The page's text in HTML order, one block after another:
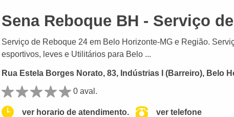
Sena Reboque BH - Serviço
Serviço de Reboque 24 em Belo Horizonte-MG e Região.
esportivos, leves e Utilitários para Belo ...
Rua Estela Borges Norato, 83, Indústrias I (Barreiro), Belo
0 aval.
ver horario de atendimento. ver telefone